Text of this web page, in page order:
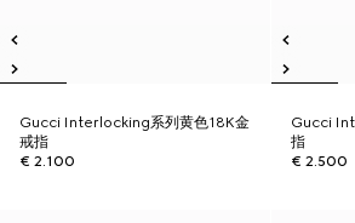
Gucci Interlocking系列黄色18K金
戒指
€ 2.100
Gucci
指
€ 2.500